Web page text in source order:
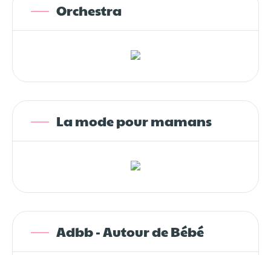
Orchestra
La mode pour mamans
Adbb - Autour de Bébé